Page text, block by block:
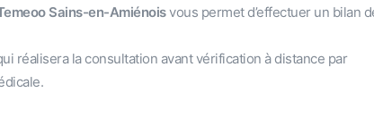
Sains-en-Amiénoisvous permet d’effectuer un bilan
réalisera la consultation avant vérification à distance par